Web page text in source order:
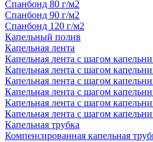
Спанбонд 80 г/м2
Спанбонд 90 г/м2
Спанбонд 120 г/м2
Капельный полив
Капельная лента
Капельная лента с шагом
Капельная лента с шагом
Капельная лента с шагом
Капельная лента с шагом
Капельная лента с шагом
Капельная лента с шагом
Капельная трубка
Компенсированная капельная